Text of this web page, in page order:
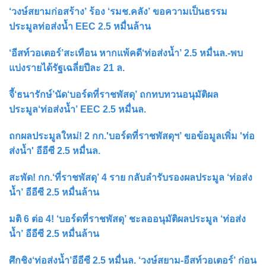
‘วงษ์สยามก่อสร้าง’ ร้อง ‘รมช.คลัง’ ขอความเป็นธรรม
ประมูลท่อส่งน้ำ EEC 2.5 หมื่นล้าน
‘อีสท์วอเตอร์’สะเทือน หากแพ้คดี‘ท่อส่งน้ำ’ 2.5 หมื่นล.-พบ
แบ่งรายได้รัฐเฉลี่ยปีละ 21 ล.
จี้‘ธนารักษ์’นัด‘บอร์ดที่ราชพัสดุ’ ถกทบทวนอนุมัติผล
ประมูล‘ท่อส่งน้ำ’ EEC 2.5 หมื่นล.
ถกผลประมูลใหม่! 2 กก.'บอร์ดที่ราชพัสดุฯ’ ขอข้อมูลเพิ่ม 'ท่อ
ส่งน้ำ' อีอีซี 2.5 หมื่นล.
สะพัด! กก.‘ที่ราชพัสดุ’ 4 ราย กลับลำรับรองผลประมูล ‘ท่อส่ง
น้ำ’ อีอีซี 2.5 หมื่นล้าน
มติ 6 ต่อ 4! ‘บอร์ดที่ราชพัสดุ’ ชะลออนุมัติผลประมูล ‘ท่อส่ง
น้ำ’ อีอีซี 2.5 หมื่นล้าน
ศึกชิง‘ท่อส่งน้ำ’อีอีซี 2.5 หมื่นล. ‘วงษ์สยาม-อีสท์วอเตอร์’ ก่อน